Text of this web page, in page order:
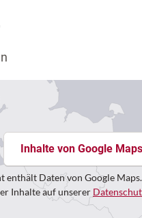
Inhalte von Google
enthält Daten von Google
Inhalte auf unserer